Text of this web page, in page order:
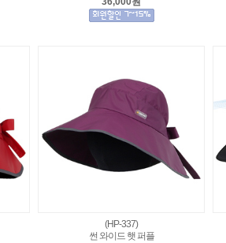
(HP-337)
썬 와이드 햇 퍼플